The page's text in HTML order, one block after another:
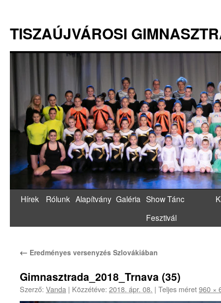
TISZAÚJVÁROSI
Hírek Rólunk Alapítvány Galéria Show Tánc
Fesztivál
← Eredményes versenyzés Szlovákiában
Gimnasztrada_2018_Trnava (35)
Szerző: Vanda | Közzétéve: 2018. ápr. 08. | Teljes méret960 ×